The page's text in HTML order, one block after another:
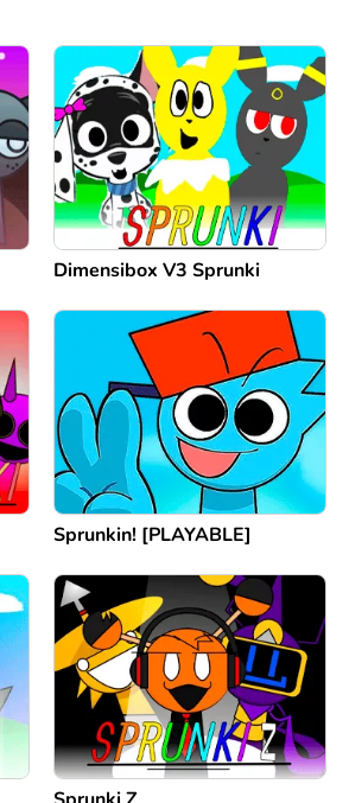
Dimensibox V3 Sprunki
Sprunkin! [PLAYABLE]